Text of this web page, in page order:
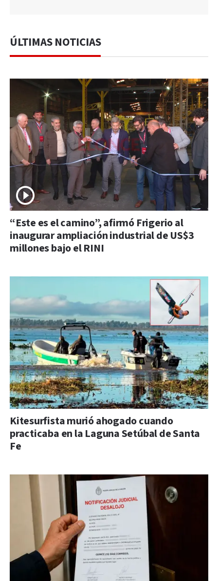
ÚLTIMAS NOTICIAS
“Este es el camino”, afirmó Frigerio al
inaugurar ampliación industrial de US$3
millones bajo el RINI
Kitesurfista murió ahogado cuando
practicaba en la Laguna Setúbal de Santa
Fe